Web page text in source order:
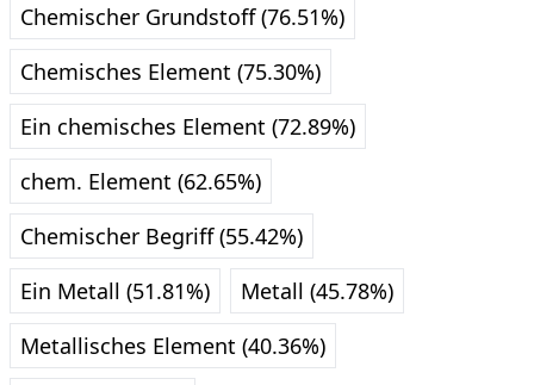
Chemischer Grundstoff (76.51%)
Chemisches Element (75.30%)
Ein chemisches Element (72.89%)
chem. Element (62.65%)
Chemischer Begriff (55.42%)
Ein Metall (51.81%)
Metall (45.78%)
Metallisches Element (40.36%)